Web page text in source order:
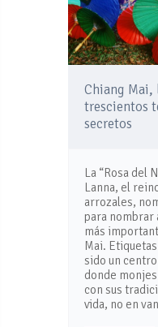
Chiang Mai,
trescientos
secretos
La “Rosa del
Lanna, el
arrozales,
para nombrar
más
Mai.
sido un
donde
con sus
vida, no en